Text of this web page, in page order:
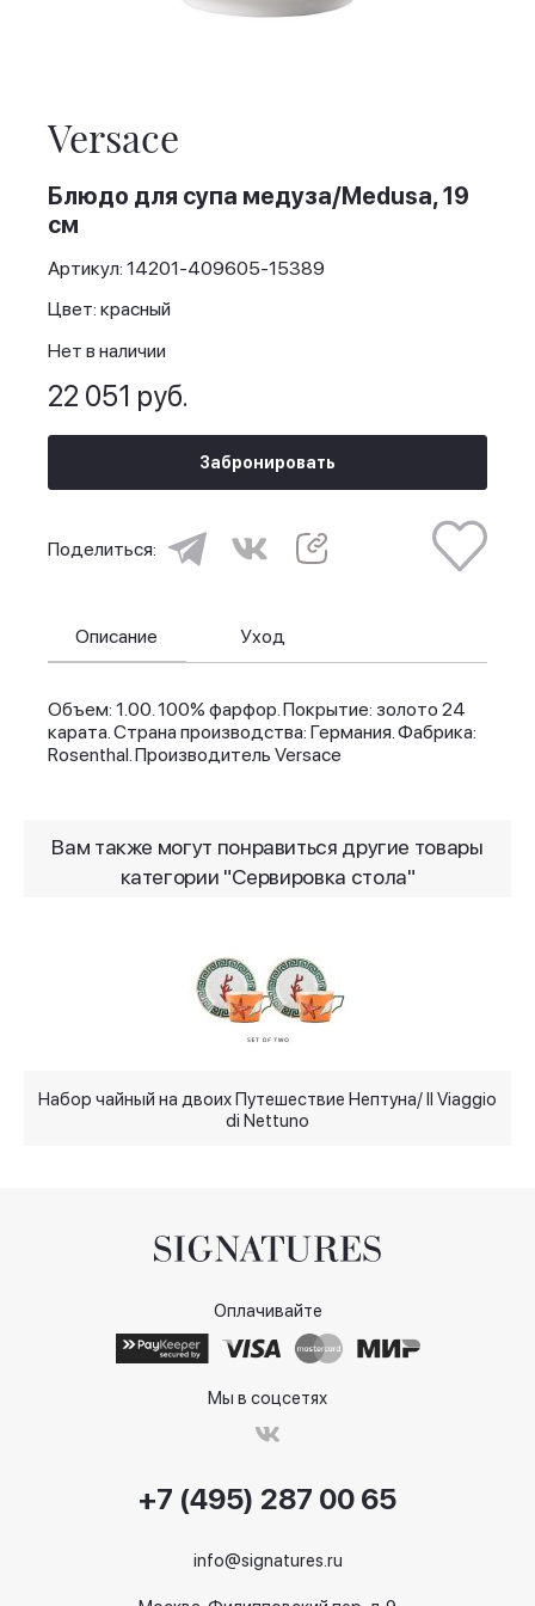
beginning
of
the
images
gallery
Versace
Блюдо для супа медуза/Medusa, 19
см
Артикул: 14201-409605-15389
Цвет: красный
Нет в наличии
22 051 руб.
Забронировать
Поделиться:
Описание
Объем: 1.00. 100% фарфор. Покрытие: золото 24
карата. Страна производства: Германия. Фабрика:
Rosenthal. Производитель Versace
Уход
Вам также могут понравиться другие товары
категории "Сервировка стола"
Набор чайный на двоих Путешествие Нептуна/ Il Viaggio
di Nettuno
Оплачивайте
Мы в соцсетях
+7 (495) 287 00 65
info@signatures.ru